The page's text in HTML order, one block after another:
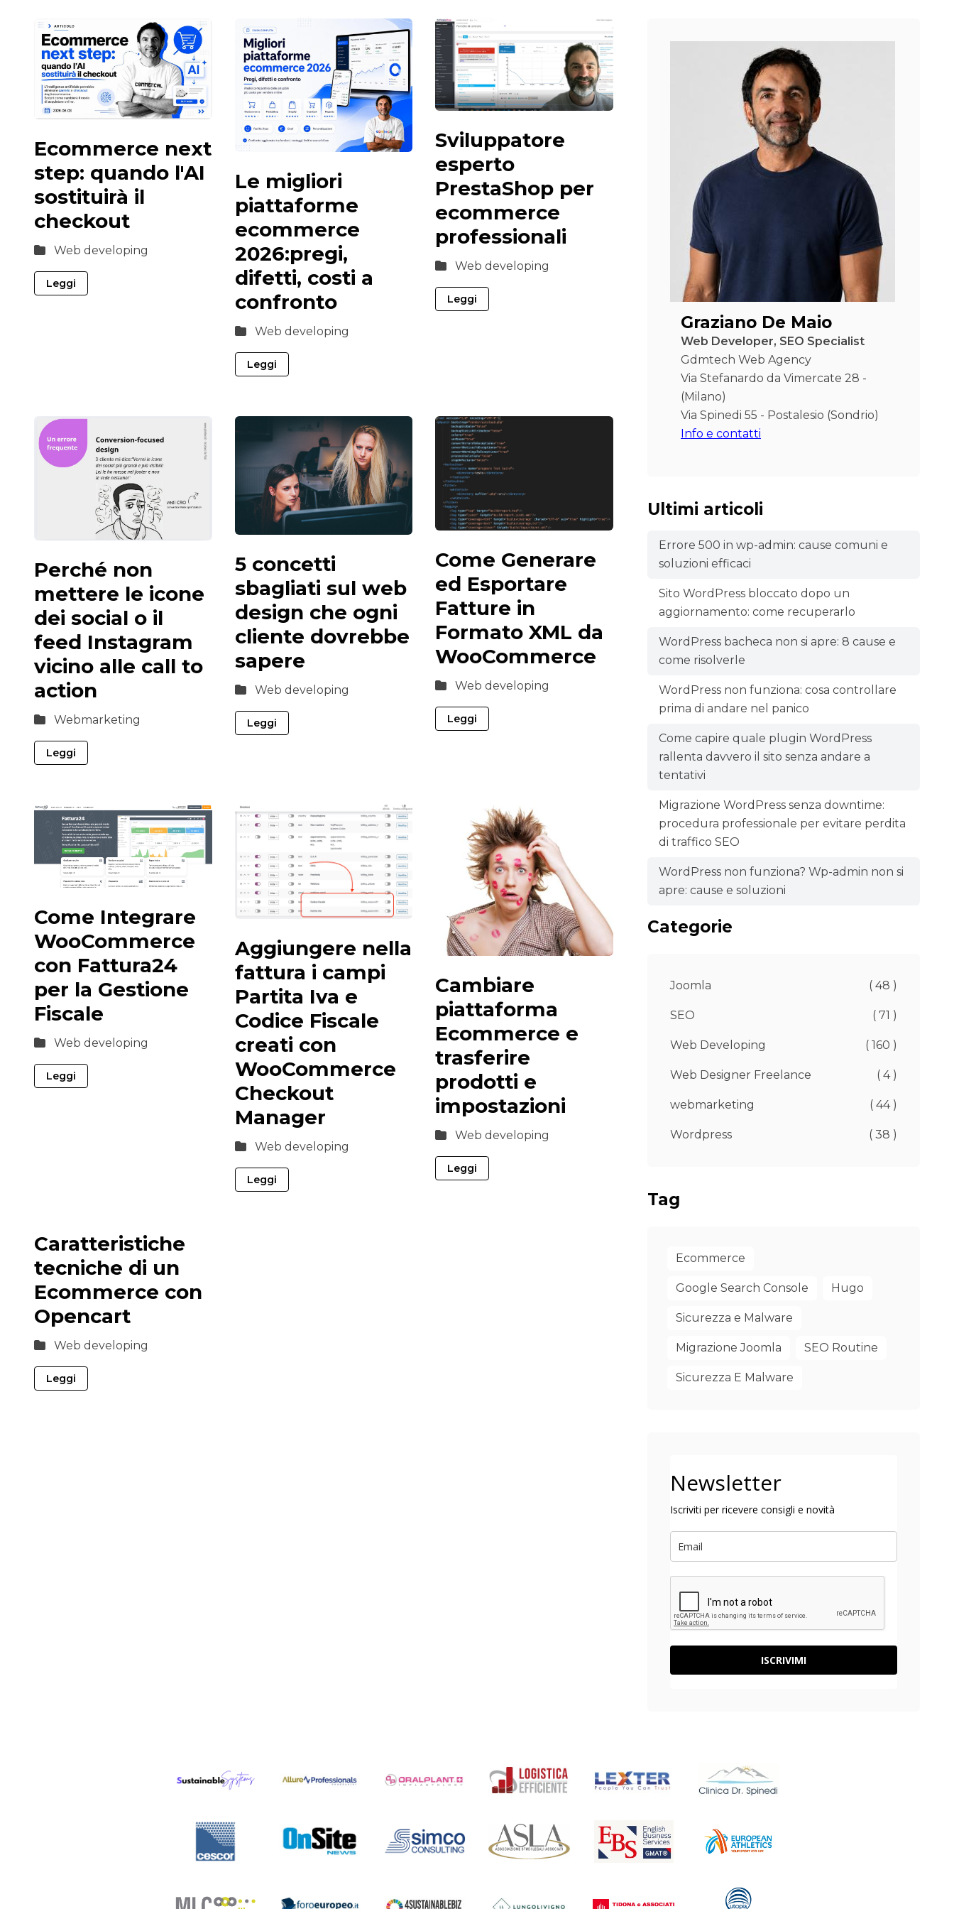
Ecommerce next
step: quando l'AI
sostituirà il
checkout
Web developing
Leggi
Le migliori
piattaforme
ecommerce
2026:pregi,
difetti, costi a
confronto
Web developing
Leggi
Sviluppatore
esperto
PrestaShop per
ecommerce
professionali
Web developing
Leggi
Perché non
mettere le icone
dei social o il
feed Instagram
vicino alle call to
action
Webmarketing
Leggi
5 concetti
sbagliati sul web
design che ogni
cliente dovrebbe
sapere
Web developing
Leggi
Come Generare
ed Esportare
Fatture in
Formato XML da
WooCommerce
Web developing
Leggi
Come Integrare
WooCommerce
con Fattura24
per la Gestione
Fiscale
Web developing
Leggi
Aggiungere nella
fattura i campi
Partita Iva e
Codice Fiscale
creati con
WooCommerce
Checkout
Manager
Web developing
Leggi
Cambiare
piattaforma
Ecommerce e
trasferire
prodotti e
impostazioni
Web developing
Leggi
Caratteristiche
tecniche di un
Ecommerce con
Opencart
Web developing
Leggi
Graziano De Maio
Web Developer, SEO Specialist
Gdmtech Web Agency
Via Stefanardo da Vimercate 28 -
(Milano)
Via Spinedi 55 - Postalesio (Sondrio)
Info e contatti
Ultimi articoli
Errore 500 in wp-admin: cause comuni e
soluzioni efficaci
Sito WordPress bloccato dopo un
aggiornamento: come recuperarlo
WordPress bacheca non si apre: 8 cause e
come risolverle
WordPress non funziona: cosa controllare
prima di andare nel panico
Come capire quale plugin WordPress
rallenta davvero il sito senza andare a
tentativi
Migrazione WordPress senza downtime:
procedura professionale per evitare perdita
di traffico SEO
WordPress non funziona? Wp-admin non si
apre: cause e soluzioni
Categorie
Joomla ( 48 )
SEO ( 71 )
Web Developing ( 160 )
Web Designer Freelance ( 4 )
webmarketing ( 44 )
Wordpress ( 38 )
Tag
Ecommerce
Google Search Console Hugo
Sicurezza e Malware
Migrazione Joomla SEO Routine
Sicurezza E Malware
Newsletter
Iscriviti per ricevere consigli e novità
ISCRIVIMI